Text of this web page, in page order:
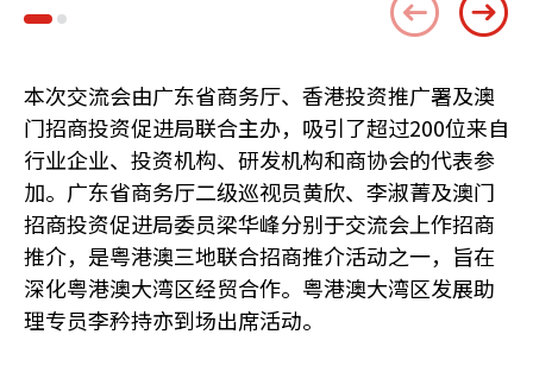
本次交流会由广东省商务厅、香港投资推广署及澳
门招商投资促进局联合主办，吸引了超过200位来自
行业企业、投资机构、研发机构和商协会的代表参
加。广东省商务厅二级巡视员黄欣、李淑菁及澳门
招商投资促进局委员梁华峰分别于交流会上作招商
推介，是粤港澳三地联合招商推介活动之一，旨在
深化粤港澳大湾区经贸合作。粤港澳大湾区发展助
理专员李矜持亦到场出席活动。